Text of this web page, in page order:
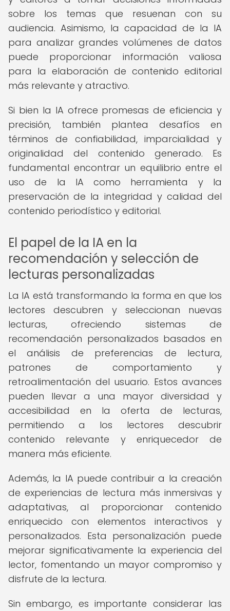
sobre los temas que resuenan con su
audiencia. Asimismo, la capacidad de la IA
para analizar grandes volúmenes de datos
puede proporcionar información valiosa
para la elaboración de contenido editorial
más relevante y atractivo.
Si bien la IA ofrece promesas de eficiencia y
precisión, también plantea desafíos en
términos de confiabilidad, imparcialidad y
originalidad del contenido generado. Es
fundamental encontrar un equilibrio entre el
uso de la IA como herramienta y la
preservación de la integridad y calidad del
contenido periodístico y editorial.
El papel de la IA en la
recomendación y selección de
lecturas personalizadas
La IA está transformando la forma en que los
lectores descubren y seleccionan nuevas
lecturas, ofreciendo sistemas de
recomendación personalizados basados en
el análisis de preferencias de lectura,
patrones de comportamiento y
retroalimentación del usuario. Estos avances
pueden llevar a una mayor diversidad y
accesibilidad en la oferta de lecturas,
permitiendo a los lectores descubrir
contenido relevante y enriquecedor de
manera más eficiente.
Además, la IA puede contribuir a la creación
de experiencias de lectura más inmersivas y
adaptativas, al proporcionar contenido
enriquecido con elementos interactivos y
personalizados. Esta personalización puede
mejorar significativamente la experiencia del
lector, fomentando un mayor compromiso y
disfrute de la lectura.
Sin embargo, es importante considerar las